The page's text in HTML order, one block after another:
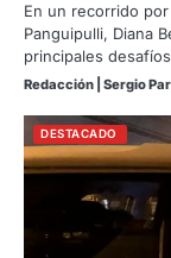
En un recorrido
Panguipulli, Diana
principales
Redacción | Sergio
DESTACADO